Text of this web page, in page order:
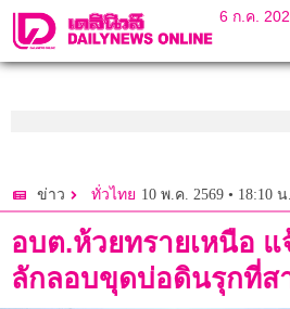
6 ก.ค.
ข่าว ทั่วไทย 10 พ.ค. 2569 • 18:10 น.
อบต.ห้วยทรายเหนือ
ลักลอบขุดบ่อดินรุกที่ส